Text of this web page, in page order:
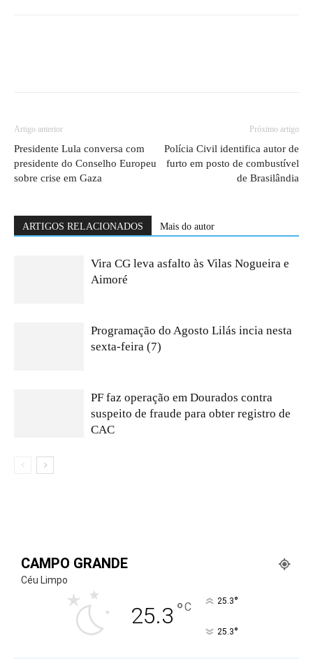
Artigo anterior
Presidente Lula conversa com
presidente do Conselho Europeu
sobre crise em Gaza
Próximo artigo
Polícia Civil identifica autor de
furto em posto de combustível
de Brasilândia
ARTIGOS RELACIONADOS Mais do autor
Vira CG leva asfalto às Vilas Nogueira e
Aimoré
Programação do Agosto Lilás incia nesta
sexta-feira (7)
PF faz operação em Dourados contra
suspeito de fraude para obter registro de
CAC
CAMPO GRANDE
Céu Limpo
25.3 °C 25.3°
25.3°